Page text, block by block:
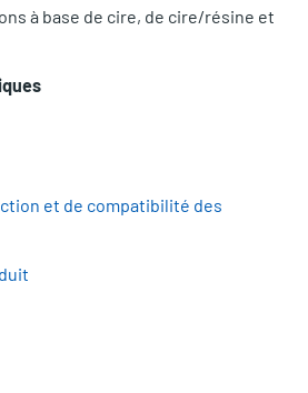
à base de cire, de cire/résine et
et de compatibilité des